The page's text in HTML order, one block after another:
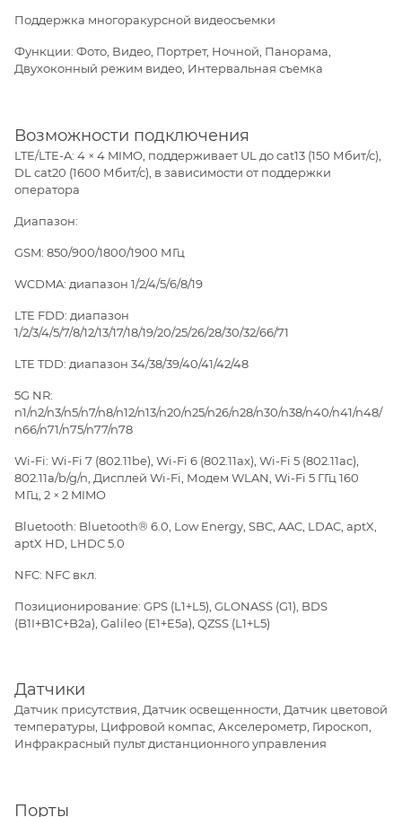
Поддержка многоракурсной видеосъемки
Функции: Фото, Видео, Портрет, Ночной, Панорама,
Двухоконный режим видео, Интервальная съемка
Возможности подключения
LTE/LTE-A: 4 × 4 MIMO, поддерживает UL до cat13 (150 Мбит/с),
DL cat20 (1600 Мбит/с), в зависимости от поддержки
оператора
Диапазон:
GSM: 850/900/1800/1900 МГц
WCDMA: диапазон 1/2/4/5/6/8/19
LTE FDD: диапазон
1/2/3/4/5/7/8/12/13/17/18/19/20/25/26/28/30/32/66/71
LTE TDD: диапазон 34/38/39/40/41/42/48
5G NR:
n1/n2/n3/n5/n7/n8/n12/n13/n20/n25/n26/n28/n30/n38/n40/n41/n48/
n66/n71/n75/n77/n78
Wi-Fi: Wi-Fi 7 (802.11be), Wi-Fi 6 (802.11ax), Wi-Fi 5 (802.11ac),
802.11a/b/g/n, Дисплей Wi-Fi, Модем WLAN, Wi-Fi 5 ГГц 160
МГц, 2 × 2 MIMO
Bluetooth: Bluetooth® 6.0, Low Energy, SBC, AAC, LDAC, aptX,
aptX HD, LHDC 5.0
NFC: NFC вкл.
Позиционирование: GPS (L1+L5), GLONASS (G1), BDS
(B1I+B1C+B2a), Galileo (E1+E5a), QZSS (L1+L5)
Датчики
Датчик присутствия, Датчик освещенности, Датчик цветовой
температуры, Цифровой компас, Акселерометр, Гироскоп,
Инфракрасный пульт дистанционного управления
Порты